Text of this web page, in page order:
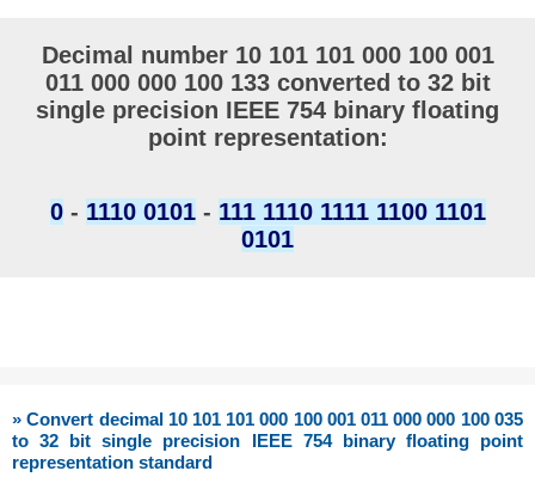
Decimal number 10 101 101 000 100 001
011 000 000 100 133 converted to 32 bit
single precision IEEE 754 binary floating
point representation:
0- 1110 0101- 111 1110 1111 1100 1101
0101
» Convert decimal 10 101 101 000 100 001 011 000 000 100 035
to 32 bit single precision IEEE 754 binary floating point
representation standard